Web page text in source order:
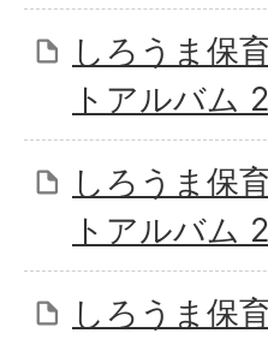
しろうま保
トアルバム
しろうま保
トアルバム
しろうま保